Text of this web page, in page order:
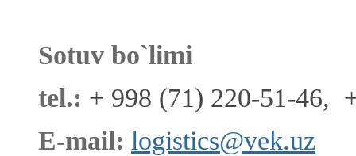
Sotuv bo`limi
tel.: + 998 (71) 220-51-46,
E-mail: logistics@vek.uz